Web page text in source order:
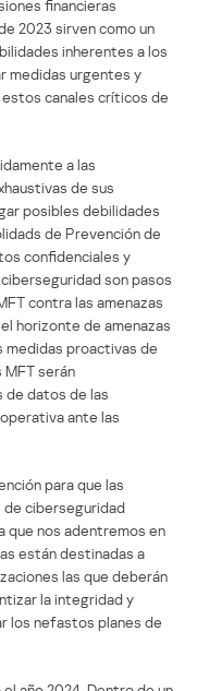
financieras
2023 sirven como un
inherentes a los
medidas urgentes y
canales críticos de
a las
de sus
posibles debilidades
de Prevención de
confidenciales y
son pasos
contra las amenazas
horizonte de amenazas
medidas proactivas de
serán
datos de las
ante las
para que las
ciberseguridad
que nos adentremos en
están destinadas a
las que deberán
la integridad y
los nefastos planes de